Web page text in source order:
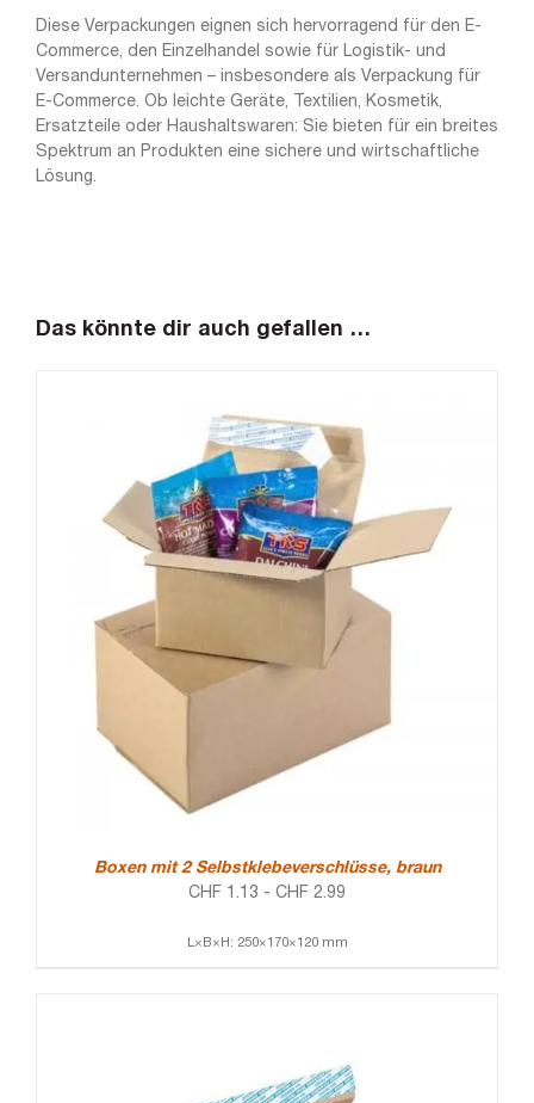
Diese Verpackungen eignen sich hervorragend für den E-
Commerce, den Einzelhandel sowie für Logistik- und
Versandunternehmen – insbesondere als Verpackung für
E-Commerce. Ob leichte Geräte, Textilien, Kosmetik,
Ersatzteile oder Haushaltswaren: Sie bieten für ein breites
Spektrum an Produkten eine sichere und wirtschaftliche
Lösung.
Das könnte dir auch gefallen …
Boxen mit 2 Selbstklebeverschlüsse, braun
CHF 1.13 - CHF 2.99
L×B×H: 250×170×120 mm